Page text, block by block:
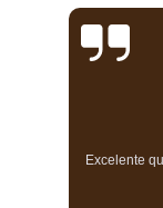
carpete tabacow
venda de carpete
Excelente